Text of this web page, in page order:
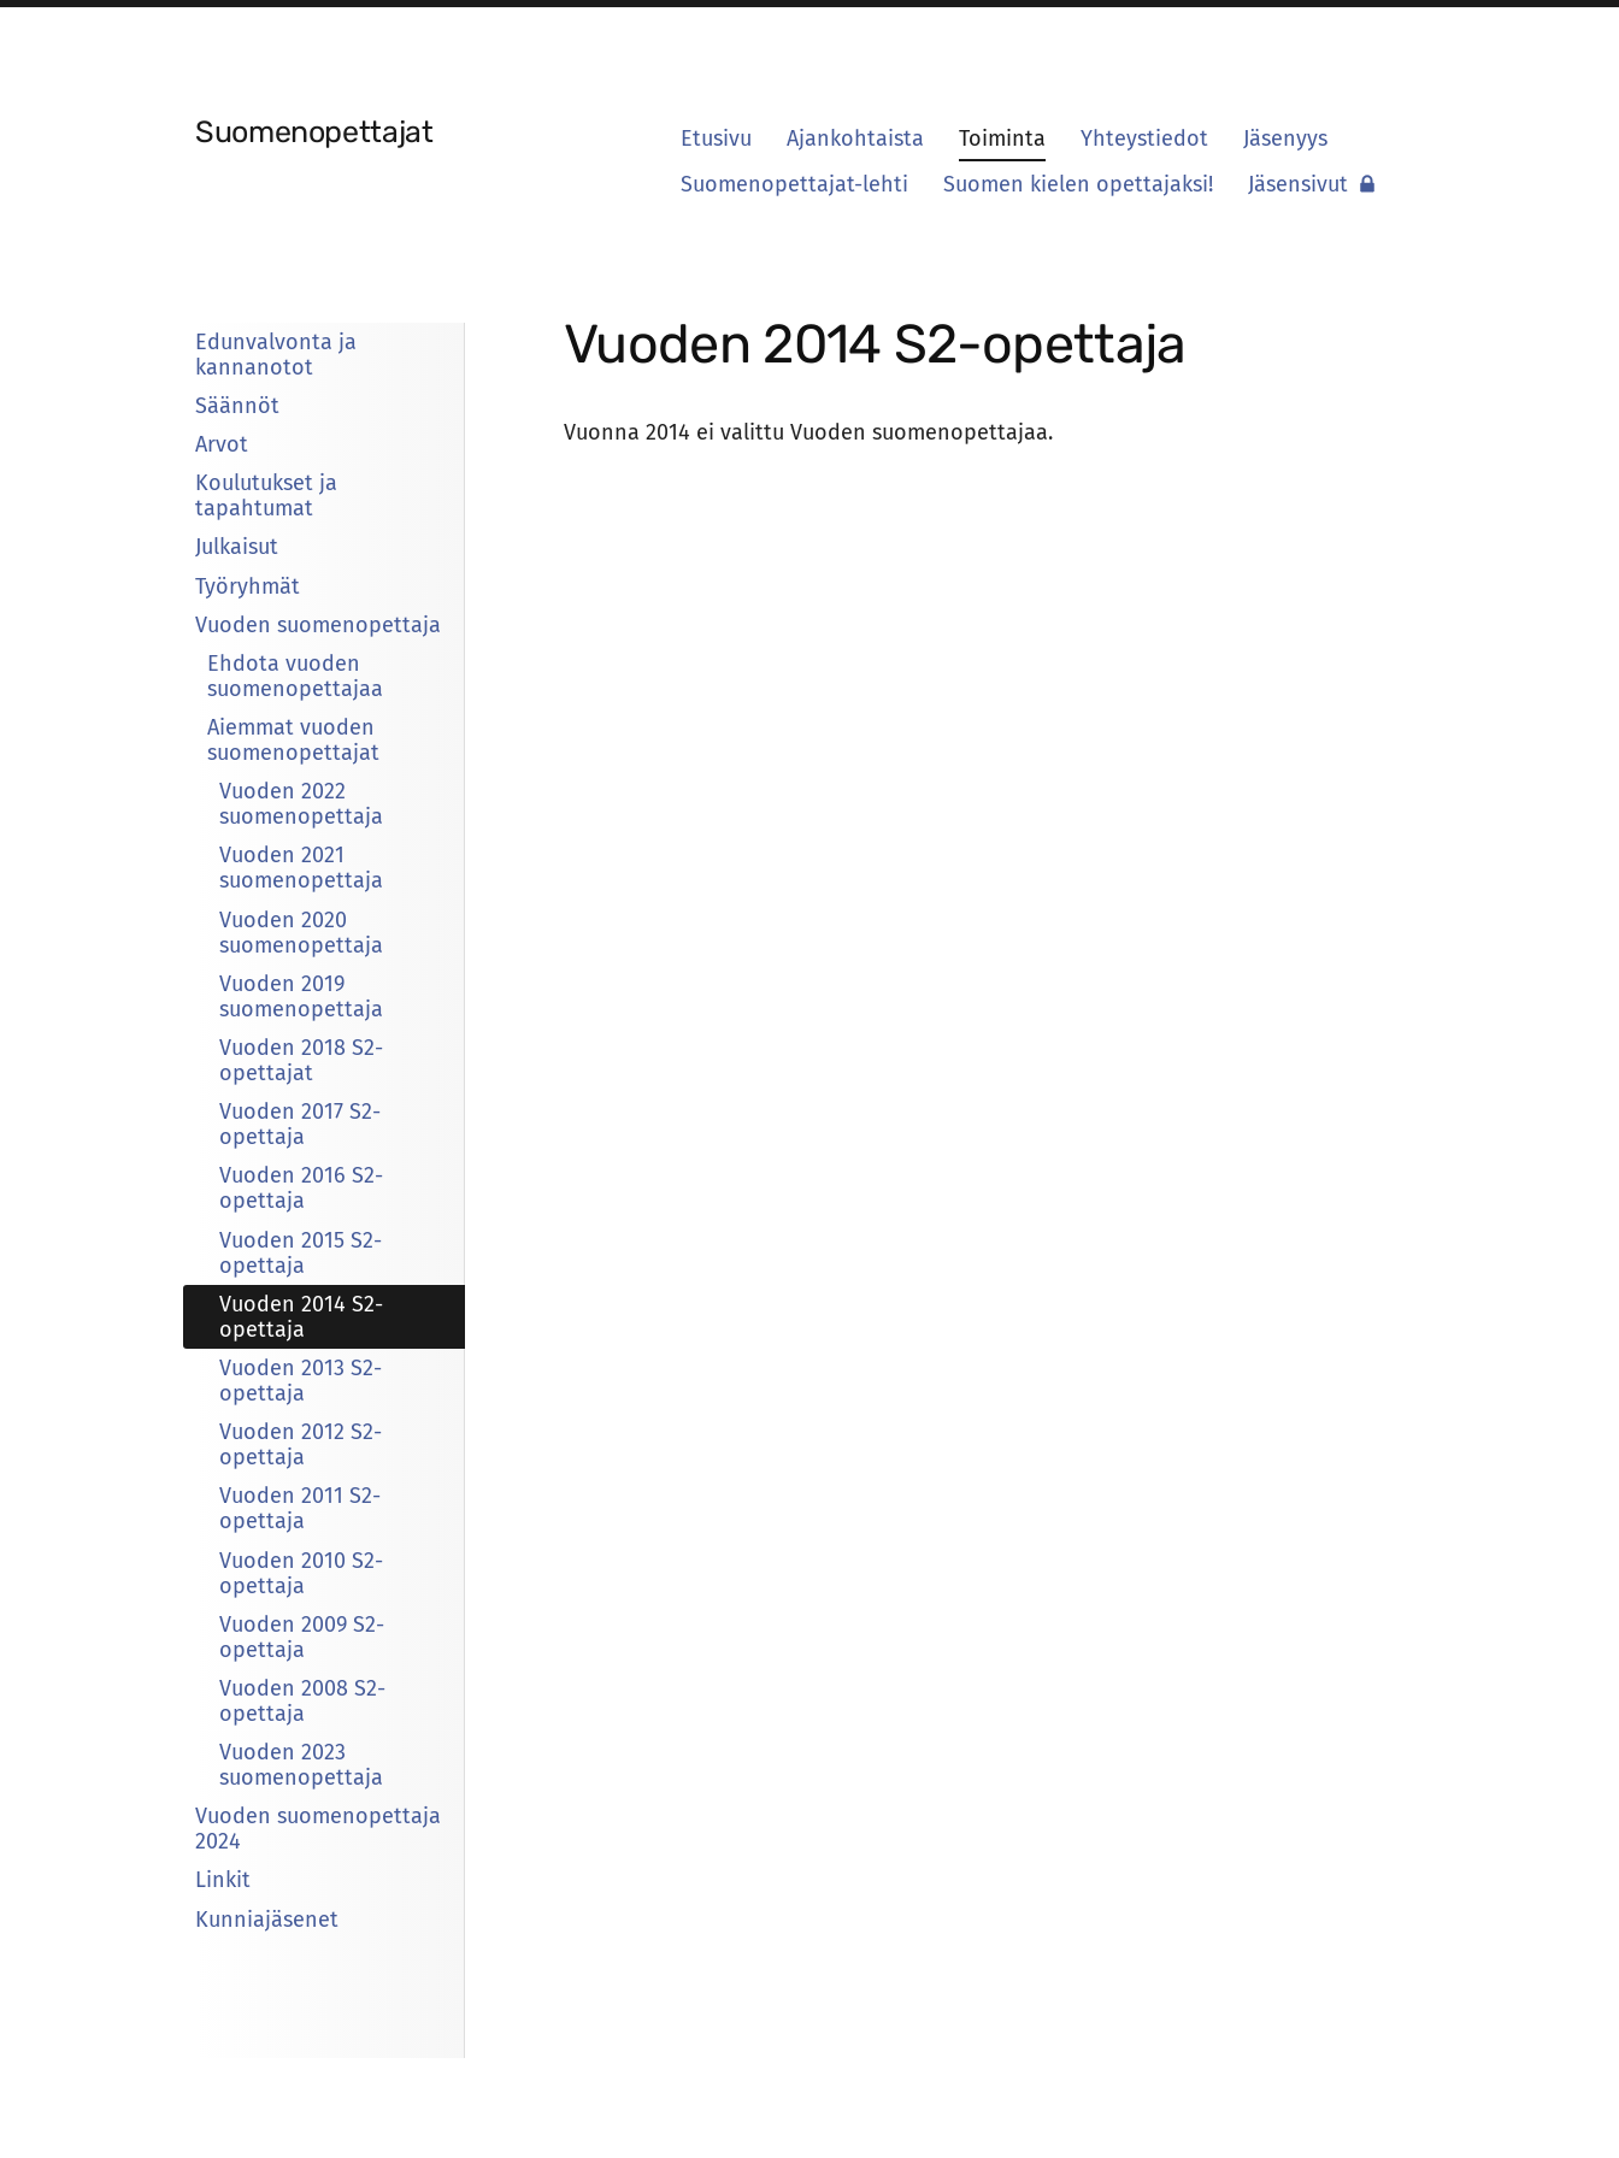
Suomenopettajat Etusivu Ajankohtaista Toiminta Yhteystiedot
Jäsenyys
Suomenopettajat-lehti
Suomen kielen opettajaksi! Jäsensivut
Edunvalvonta ja
kannanotot
Säännöt
Arvot
Koulutukset ja
tapahtumat
Julkaisut
Työryhmät
Vuoden suomenopettaja
Ehdota vuoden
suomenopettajaa
Aiemmat vuoden
suomenopettajat
Vuoden 2022
suomenopettaja
Vuoden 2021
suomenopettaja
Vuoden 2020
suomenopettaja
Vuoden 2019
suomenopettaja
Vuoden 2018 S2-
opettajat
Vuoden 2017 S2-
opettaja
Vuoden 2016 S2-
opettaja
Vuoden 2015 S2-
opettaja
Vuoden 2014 S2-
opettaja
Vuoden 2013 S2-
opettaja
Vuoden 2012 S2-
opettaja
Vuoden 2011 S2-
opettaja
Vuoden 2010 S2-
opettaja
Vuoden 2009 S2-
opettaja
Vuoden 2008 S2-
opettaja
Vuoden 2023
suomenopettaja
Vuoden suomenopettaja
2024
Linkit
Kunniajäsenet
Vuoden 2014 S2-opettaja
Vuonna 2014 ei valittu Vuoden suomenopettajaa.